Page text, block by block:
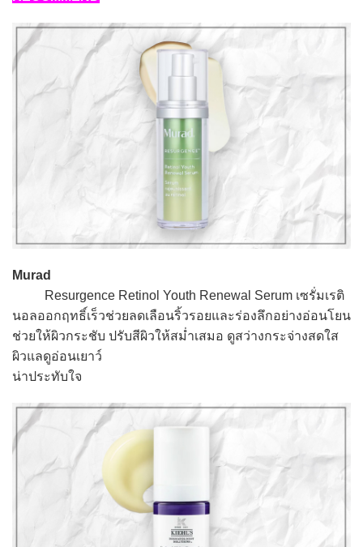
Murad
Resurgence Retinol Youth Renewal Serum เซรั่มเรติ
นอลออกฤทธิ์เร็วช่วยลดเลือนริ้วรอยและร่องลึกอย่างอ่อนโยน
ช่วยให้ผิวกระชับ ปรับสีผิวให้สม่ำเสมอ ดูสว่างกระจ่างสดใส
ผิวแลดูอ่อนเยาว์
น่าประทับใจ